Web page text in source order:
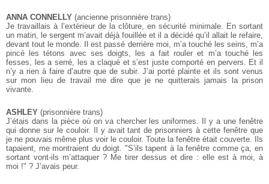
ANNA CONNELLY (ancienne prisonnière trans)
Je travaillais à l’extérieur de la clôture, en sécurité minimale. En sortant
un matin, le sergent m’avait déjà fouillée et il a décidé qu’il allait le refaire,
devant tout le monde. Il est passé derrière moi, m’a touché les seins, m’a
pincé les tétons avec ses doigts, les a fait rouler et m’a touché les
fesses, les a serré, les a claqué et s’est juste comporté en pervers. Et il
n’y a rien à faire d’autre que de subir. J’ai porté plainte et ils sont venus
sur mon lieu de travail me dire que je ne quitterais jamais la prison
vivante.
ASHLEY (prisonnière trans)
J’étais dans la pièce où on va chercher les uniformes. Il y a une fenêtre
qui donne sur le couloir. Il y avait tant de prisonniers à cette fenêtre que
je ne pouvais même plus voir le couloir. Toute la fenêtre était couverte. Ils
tapaient, me montraient du doigt. "S’ils tapent à la fenêtre comme ça, en
sortant vont-ils m’attaquer ? Me tirer dessus et dire : elle est à moi, à
moi !" ? J’avais peur.